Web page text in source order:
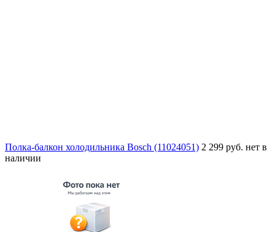
Полка-балкон холодильника Bosch (11024051) 2 299 руб. нет в
наличии